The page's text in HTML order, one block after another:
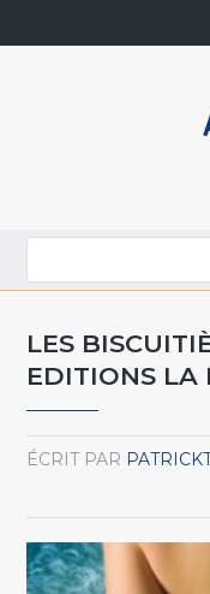
LES
EDITIONS LA
ÉCRIT PAR